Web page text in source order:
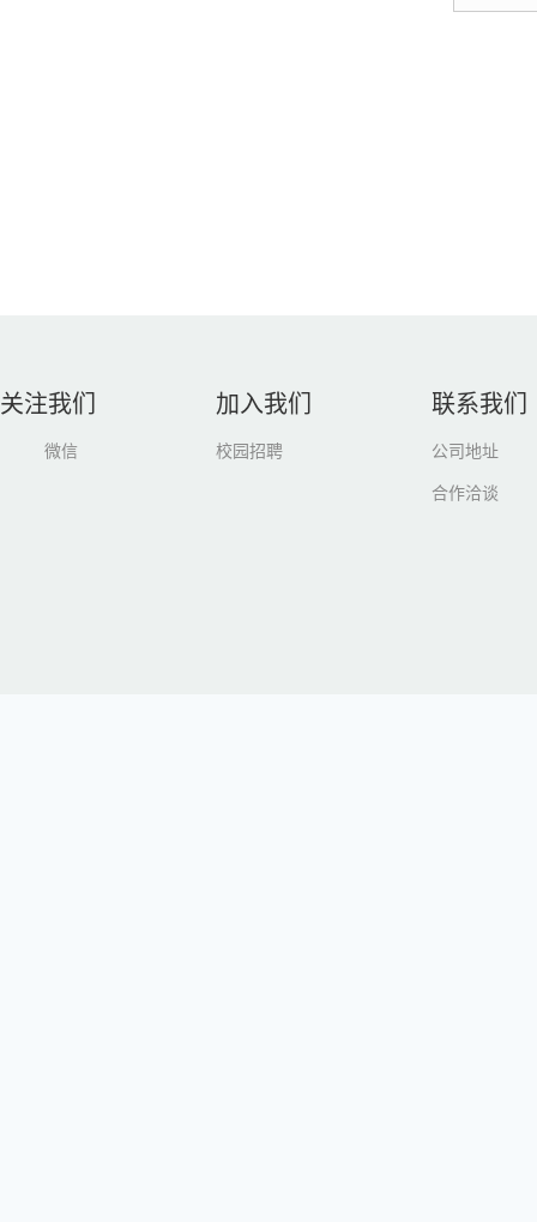
关注我们
微信
加入我们
校园招聘
联系我们
公司地址
合作洽谈